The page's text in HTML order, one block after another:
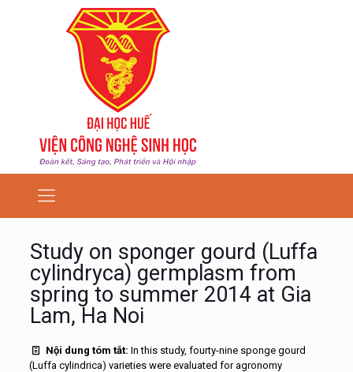
Study on sponger gourd (Luffa
cylindryca) germplasm from
spring to summer 2014 at Gia
Lam, Ha Noi
Nội dung tóm tắt: In this study, fourty-nine sponge gourd
(Luffa cylindrica) varieties were evaluated for agronomy